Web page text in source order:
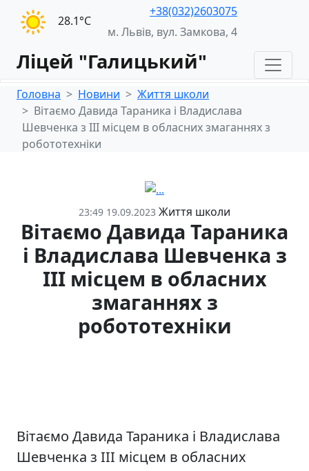
28.1°С
+38(032)2603075
м. Львів, вул. Замкова, 4
Ліцей "Галицький"
Головна Новини
Життя школи
Вітаємо Давида Тараника і Владислава
Шевченка з ІІІ місцем в обласних змаганнях з
робототехніки
23:49 19.09.2023 Життя школи
Вітаємо Давида Тараника
і Владислава Шевченка з
ІІІ місцем в обласних
змаганнях з
робототехніки
Вітаємо Давида Тараника і Владислава
Шевченка з ІІІ місцем в обласних